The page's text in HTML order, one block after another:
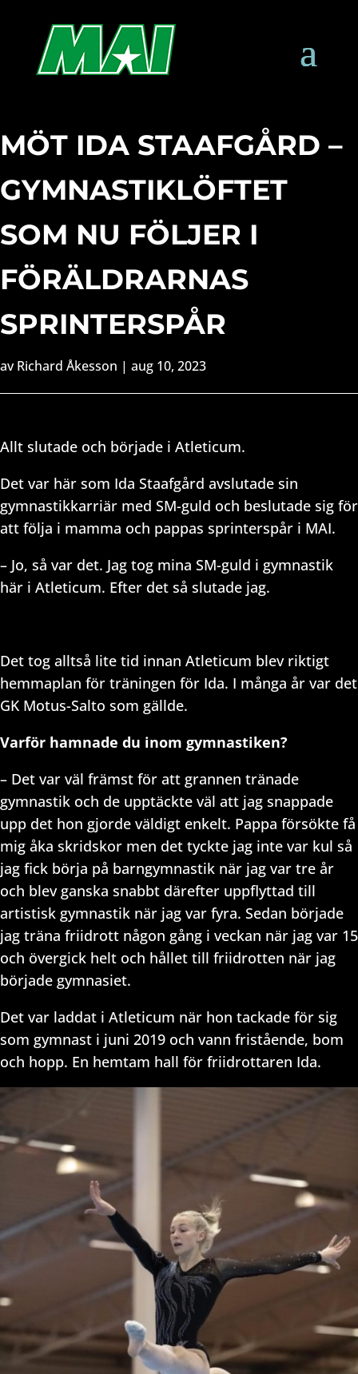
MÖT IDA STAAFGÅRD –
GYMNASTIKLÖFTET
SOM NU FÖLJER I
FÖRÄLDRARNAS
SPRINTERSPÅR
avRichard Åkesson | aug 10, 2023
Allt slutade och började i Atleticum.
Det var här som Ida Staafgård avslutade sin
gymnastikkarriär med SM-guld och beslutade sig för
att följa i mamma och pappas sprinterspår i MAI.
– Jo, så var det. Jag tog mina SM-guld i gymnastik
här i Atleticum. Efter det så slutade jag.
Det tog alltså lite tid innan Atleticum blev riktigt
hemmaplan för träningen för Ida. I många år var det
GK Motus-Salto som gällde.
Varför hamnade du inom gymnastiken?
– Det var väl främst för att grannen tränade
gymnastik och de upptäckte väl att jag snappade
upp det hon gjorde väldigt enkelt. Pappa försökte få
mig åka skridskor men det tyckte jag inte var kul så
jag fick börja på barngymnastik när jag var tre år
och blev ganska snabbt därefter uppflyttad till
artistisk gymnastik när jag var fyra. Sedan började
jag träna friidrott någon gång i veckan när jag var 15
och övergick helt och hållet till friidrotten när jag
började gymnasiet.
Det var laddat i Atleticum när hon tackade för sig
som gymnast i juni 2019 och vann fristående, bom
och hopp. En hemtam hall för friidrottaren Ida.